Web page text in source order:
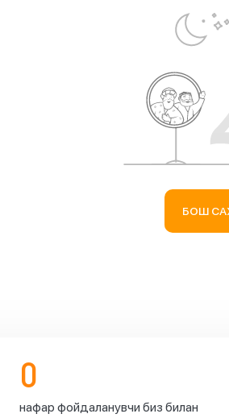
БОШ
0
нафар фойдаланувчи биз билан